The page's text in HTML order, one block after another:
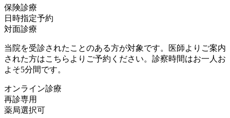
保険診療
日時指定予約
対面診療
当院を受診されたことのある方が対象です。医師よりご案内
された方はこちらよりご予約ください。診察時間はお一人お
よそ5分間です。
オンライン診療
再診専用
薬局選択可